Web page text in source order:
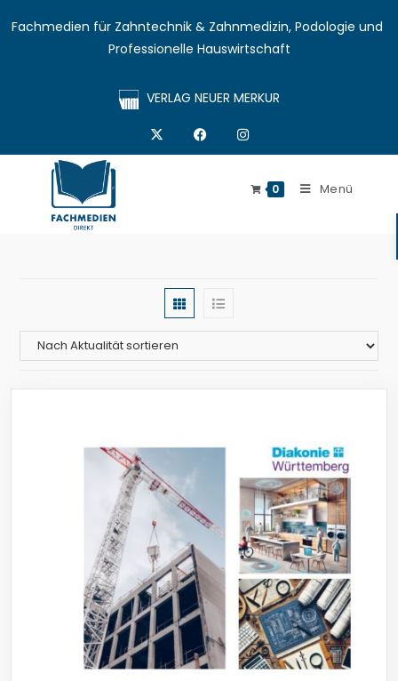
Fachmedien für Zahntechnik & Zahnmedizin, Podologie und
Professionelle Hauswirtschaft
VERLAG NEUER MERKUR
0 Menü